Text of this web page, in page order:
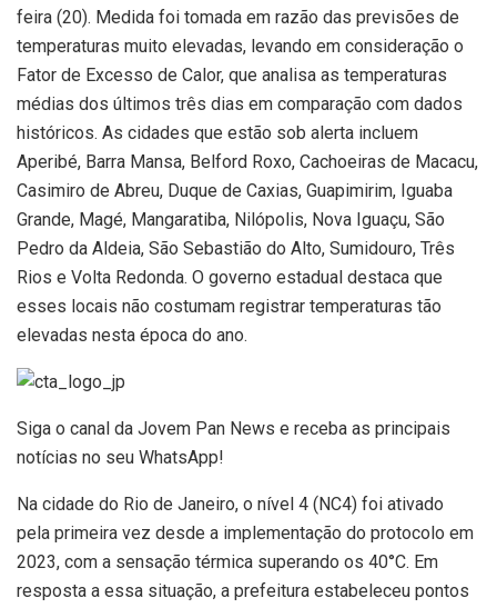
feira (20). Medida foi tomada em razão das previsões de
temperaturas muito elevadas, levando em consideração o
Fator de Excesso de Calor, que analisa as temperaturas
médias dos últimos três dias em comparação com dados
históricos. As cidades que estão sob alerta incluem
Aperibé, Barra Mansa, Belford Roxo, Cachoeiras de Macacu,
Casimiro de Abreu, Duque de Caxias, Guapimirim, Iguaba
Grande, Magé, Mangaratiba, Nilópolis, Nova Iguaçu, São
Pedro da Aldeia, São Sebastião do Alto, Sumidouro, Três
Rios e Volta Redonda. O governo estadual destaca que
esses locais não costumam registrar temperaturas tão
elevadas nesta época do ano.
Siga o canal da Jovem Pan News e receba as principais
notícias no seu WhatsApp!
Na cidade do Rio de Janeiro, o nível 4 (NC4) foi ativado
pela primeira vez desde a implementação do protocolo em
2023, com a sensação térmica superando os 40°C. Em
resposta a essa situação, a prefeitura estabeleceu pontos